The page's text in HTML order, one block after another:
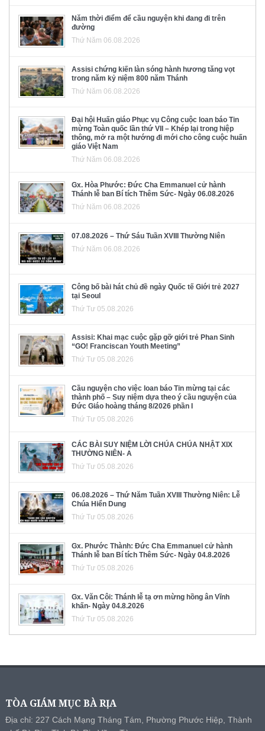
Năm thời điểm để cầu nguyện khi đang đi trên
đường
Thứ Năm 06.08.2026
Assisi chứng kiến làn sóng hành hương tăng vọt
trong năm kỷ niệm 800 năm Thánh
Thứ Năm 06.08.2026
Đại hội Huấn giáo Phục vụ Công cuộc loan báo Tin
mừng Toàn quốc lần thứ VII – Khép lại trong hiệp
thông, mở ra một hướng đi mới cho công cuộc huấn
giáo Việt Nam
Thứ Năm 06.08.2026
Gx. Hòa Phước: Đức Cha Emmanuel cử hành
Thánh lễ ban Bí tích Thêm Sức- Ngày 06.08.2026
Thứ Năm 06.08.2026
07.08.2026 – Thứ Sáu Tuần XVIII Thường Niên
Thứ Năm 06.08.2026
Công bố bài hát chủ đề ngày Quốc tế Giới trẻ 2027
tại Seoul
Thứ Tư 05.08.2026
Assisi: Khai mạc cuộc gặp gỡ giới trẻ Phan Sinh
“GO! Franciscan Youth Meeting”
Thứ Tư 05.08.2026
Cầu nguyện cho việc loan báo Tin mừng tại các
thành phố – Suy niệm dựa theo ý cầu nguyện của
Đức Giáo hoàng tháng 8/2026 phần I
Thứ Tư 05.08.2026
CÁC BÀI SUY NIỆM LỜI CHÚA CHÚA NHẬT XIX
THƯỜNG NIÊN- A
Thứ Tư 05.08.2026
06.08.2026 – Thứ Năm Tuần XVIII Thường Niên: Lễ
Chúa Hiển Dung
Thứ Tư 05.08.2026
Gx. Phước Thành: Đức Cha Emmanuel cử hành
Thánh lễ ban Bí tích Thêm Sức- Ngày 04.8.2026
Thứ Tư 05.08.2026
Gx. Văn Côi: Thánh lễ tạ ơn mừng hồng ân Vĩnh
khấn- Ngày 04.8.2026
Thứ Tư 05.08.2026
TÒA GIÁM MỤC BÀ RỊA
Địa chỉ: 227 Cách Mạng Tháng Tám, Phường Phước Hiệp, Thành